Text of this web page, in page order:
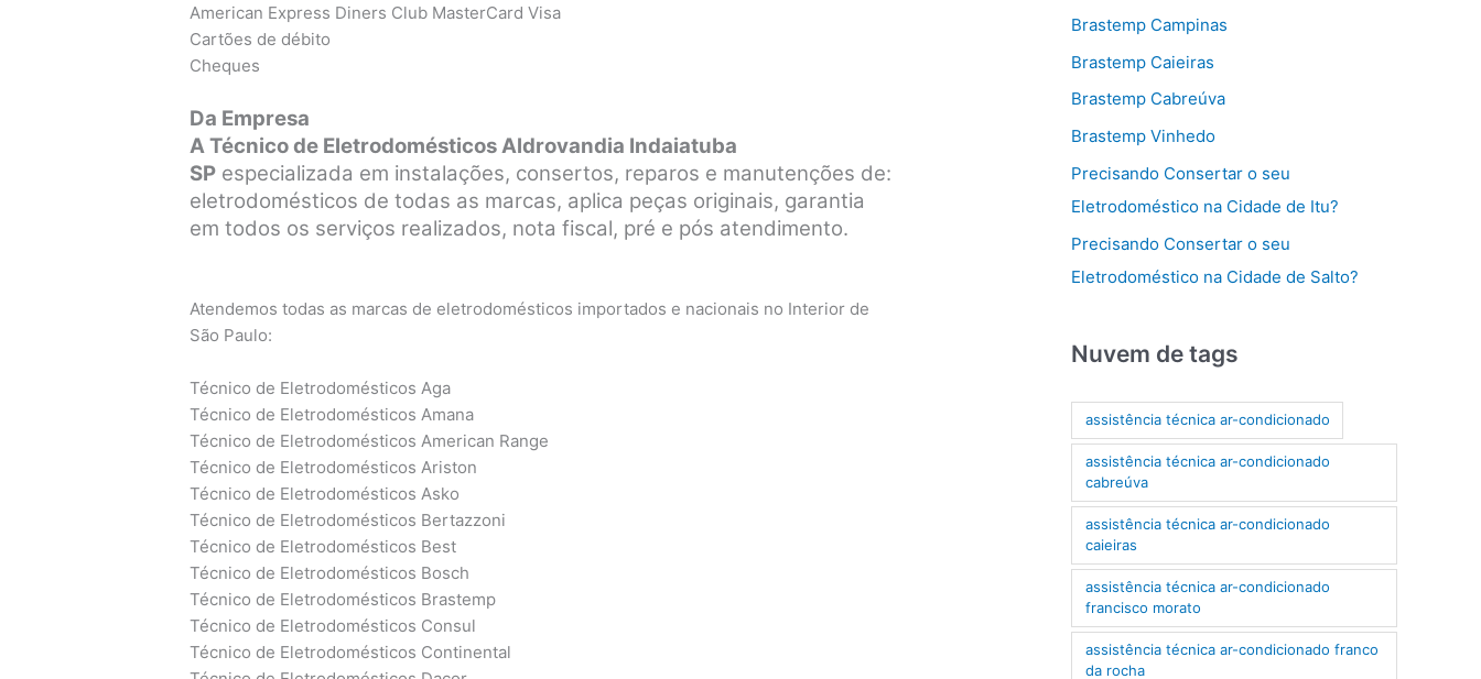
American Express Diners Club MasterCard Visa
Cartões de débito
Cheques
Da Empresa
A Técnico de Eletrodomésticos Aldrovandia Indaiatuba
SP especializada em instalações, consertos, reparos e manutenções de:
eletrodomésticos de todas as marcas, aplica peças originais, garantia
em todos os serviços realizados, nota fiscal, pré e pós atendimento.
Atendemos todas as marcas de eletrodomésticos importados e nacionais no Interior de
São Paulo:
Técnico de Eletrodomésticos Aga
Técnico de Eletrodomésticos Amana
Técnico de Eletrodomésticos American Range
Técnico de Eletrodomésticos Ariston
Técnico de Eletrodomésticos Asko
Técnico de Eletrodomésticos Bertazzoni
Técnico de Eletrodomésticos Best
Técnico de Eletrodomésticos Bosch
Técnico de Eletrodomésticos Brastemp
Técnico de Eletrodomésticos Consul
Técnico de Eletrodomésticos Continental
Brastemp Campinas
Brastemp Caieiras
Brastemp Cabreúva
Brastemp Vinhedo
Precisando Consertar o seu
Eletrodoméstico na Cidade de Itu?
Precisando Consertar o seu
Eletrodoméstico na Cidade de Salto?
Nuvem de tags
assistência técnica ar-condicionado
assistência técnica ar-condicionado
cabreúva
assistência técnica ar-condicionado
caieiras
assistência técnica ar-condicionado
francisco morato
assistência técnica ar-condicionado franco
da rocha